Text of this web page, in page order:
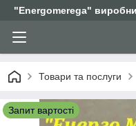
"Еnergomerega"
Товари та послуги
Запит вартості